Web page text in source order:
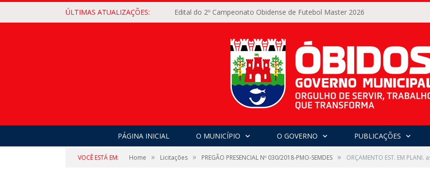
ÚLTIMAS ATUALIZAÇÕES: Edital do 2º Campeonato Obidense de Futebol Master 2026
PÁGINA INICIAL O MUNICÍPIO O GOVERNO PUBLICAÇÕES
VOCÊ ESTÁ EM: Home » Licitações » PREGÃO PRESENCIAL Nº 030/2018-PMO-SEMDES » ORÇAMENTO EST. EM PLANI.